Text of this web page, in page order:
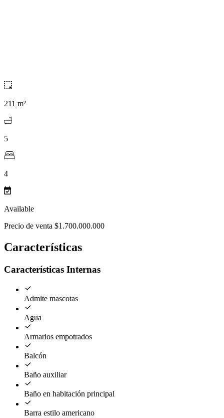
211 m²
5
4
Available
Precio de venta $1.700.000.000
Características
Características Internas
Admite mascotas
Agua
Armarios empotrados
Balcón
Baño auxiliar
Baño en habitación principal
Barra estilo americano